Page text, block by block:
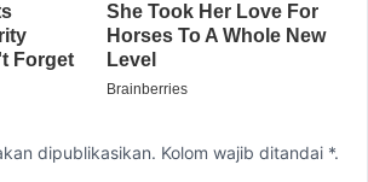
dipublikasikan. Kolom wajib ditandai *.